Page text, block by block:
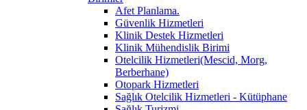
Afet Planlama.
Güvenlik Hizmetleri
Klinik Destek Hizmetleri
Klinik Mühendislik Birimi
Otelcilik Hizmetleri(Mescid, Morg,
Berberhane)
Otopark Hizmetleri
Sağlık Otelcilik Hizmetleri - Kütüphane